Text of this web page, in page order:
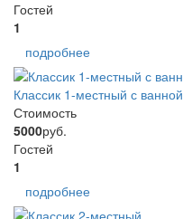
Гостей
1
подробнее
Классик 1-местный с ванной
Стоимость
5000руб.
Гостей
1
подробнее